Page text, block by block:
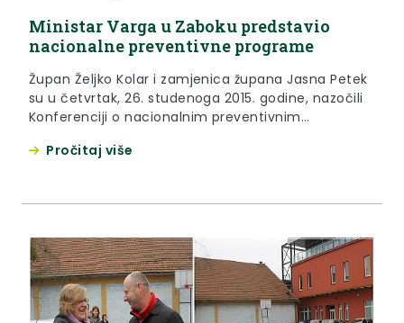
Ministar Varga u Zaboku predstavio
nacionalne preventivne programe
Župan Željko Kolar i zamjenica župana Jasna Petek
su u četvrtak, 26. studenoga 2015. godine, nazočili
Konferenciji o nacionalnim preventivnim
Zaboka.
Pročitaj više